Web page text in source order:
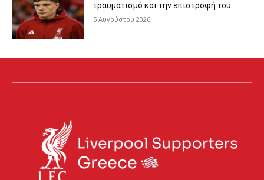
τραυματισμό και την επιστροφή του
5 Αυγούστου 2026